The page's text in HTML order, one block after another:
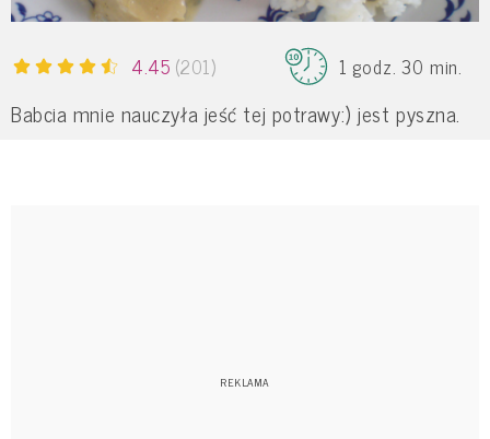
4.45 (201) 1 godz. 30 min.
Babcia mnie nauczyła jeść tej potrawy:) jest pyszna.